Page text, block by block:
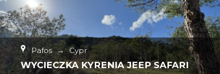
Pafos → Cypr
WYCIECZKA KYRENIA JEEP SAFARI